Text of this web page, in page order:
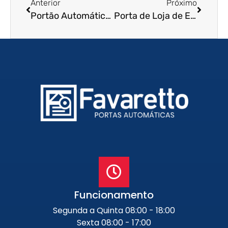
Anterior
Portão Automático de Enrolar em Teresópolis – RJ
Próximo
Porta de Loja de Enrolar em Serra – ES
Funcionamento
Segunda a Quinta 08:00 - 18:00
Sexta 08:00 - 17:00